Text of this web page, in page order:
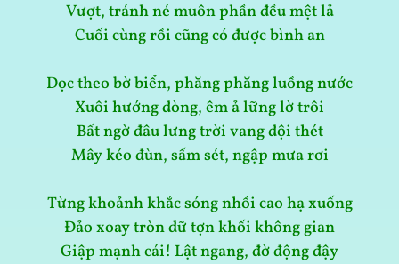
Vượt, tránh né muôn phần đều mệt lả
Cuối cùng rồi cũng có được bình an
Dọc theo bờ biển, phăng phăng luồng nước
Xuôi hướng dòng, êm ả lững lờ trôi
Bất ngờ đâu lưng trời vang dội thét
Mây kéo đùn, sấm sét, ngập mưa rơi
Từng khoảnh khắc sóng nhồi cao hạ xuống
Đảo xoay tròn dữ tợn khối không gian
Giập mạnh cái! Lật ngang, đờ động đậy